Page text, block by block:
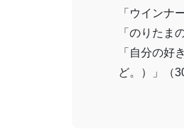
「ウインナ
「のりたま
「自分の好
ど。）」（